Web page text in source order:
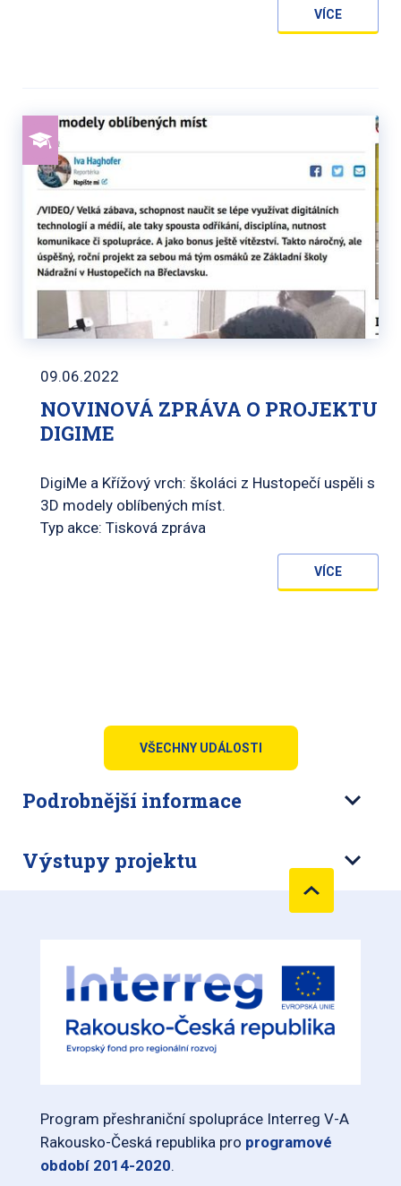
VÍCE
09.06.2022
NOVINOVÁ ZPRÁVA O PROJEKTU
DIGIME
DigiMe a Křížový vrch: školáci z Hustopečí uspěli s
3D modely oblíbených míst.
Typ akce: Tisková zpráva
VÍCE
VŠECHNY UDÁLOSTI
Podrobnější informace
Výstupy projektu
Program přeshraniční spolupráce Interreg V-A
Rakousko-Česká republika pro programové
období 2014-2020.